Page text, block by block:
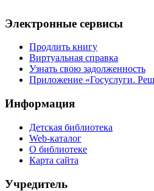
Электронные сервисы
Продлить книгу
Виртуальная справка
Узнать свою задолженность
Приложение «Госуслуги.
Информация
Детская библиотека
Web-каталог
О библиотеке
Карта сайта
Учредитель